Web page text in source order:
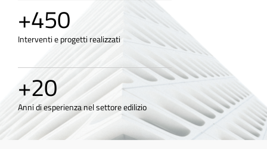
+450
Interventi e progetti realizzati
+20
Anni di esperienza nel settore edilizio